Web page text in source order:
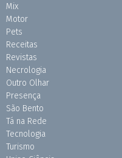
Mix
Motor
Pets
Receitas
Revistas
Necrologia
Outro Olhar
Presença
São Bento
Tá na Rede
Tecnologia
Turismo